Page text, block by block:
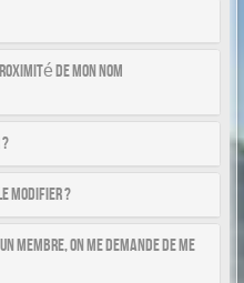
de mon nom
modifier ?
membre, on me demande de me